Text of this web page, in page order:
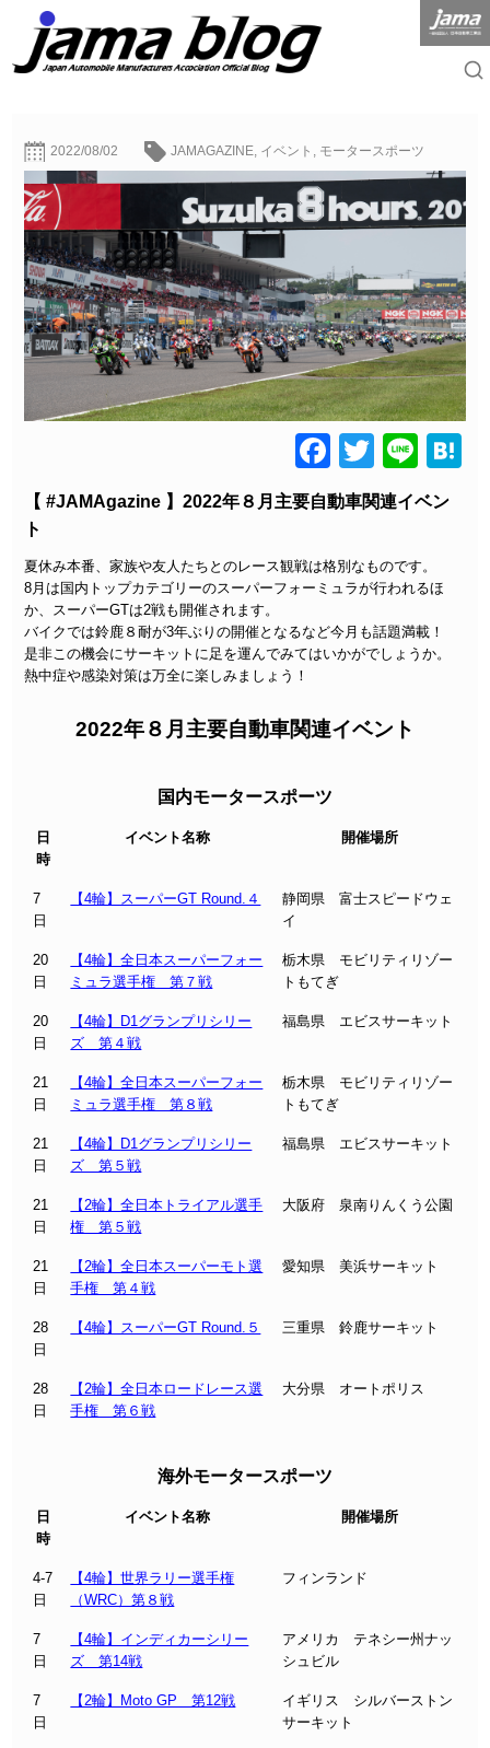
2022/08/02 JAMAGAZINE イベント モータースポーツ
Facebook
Twitter
Line
【 #JAMAgazine 】2022年８月主要自動車関連イベン
ト
夏休み本番、家族や友人たちとのレース観戦は格別なものです。
8月は国内トップカテゴリーのスーパーフォーミュラが行われるほ
か、スーパーGTは2戦も開催されます。
バイクでは鈴鹿８耐が3年ぶりの開催となるなど今月も話題満載！
是非この機会にサーキットに足を運んでみてはいかがでしょうか。
熱中症や感染対策は万全に楽しみましょう！
2022年８月主要自動車関連イベント
国内モータースポーツ
日
時
イベント名称 開催場所
7
日
【4輪】スーパーGT Round.４
静岡県 富士スピードウェ
イ
20
日
【4輪】全日本スーパーフォー
ミュラ選手権 第７戦
栃木県 モビリティリゾー
トもてぎ
20
日
【4輪】D1グランプリシリー
ズ 第４戦
福島県 エビスサーキット
21
日
【4輪】全日本スーパーフォー
ミュラ選手権 第８戦
栃木県 モビリティリゾー
トもてぎ
21
日
【4輪】D1グランプリシリー
ズ 第５戦
福島県 エビスサーキット
21
日
【2輪】全日本トライアル選手
権 第５戦
大阪府 泉南りんくう公園
21
日
【2輪】全日本スーパーモト選
手権 第４戦
愛知県 美浜サーキット
28
日
【4輪】スーパーGT Round.５ 三重県 鈴鹿サーキット
28
日
【2輪】全日本ロードレース選
手権 第６戦
大分県 オートポリス
海外モータースポーツ
日
時
イベント名称 開催場所
4-7
日
【4輪】世界ラリー選手権
（WRC）第８戦
フィンランド
7
日
【4輪】インディカーシリー
ズ 第14戦
アメリカ テネシー州ナッ
シュビル
7
日
【2輪】Moto GP 第12戦
イギリス シルバーストン
サーキット